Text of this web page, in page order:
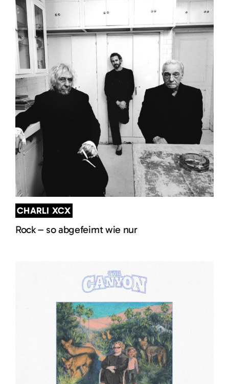
CHARLI XCX
Rock – so abgefeimt wie nur